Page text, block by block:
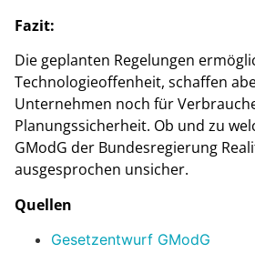
Fazit:
Die geplanten Regelungen
Technologieoffenheit, schaffen
Unternehmen noch für
Planungssicherheit. Ob und zu
GModG der Bundesregierung
ausgesprochen unsicher.
Quellen
Gesetzentwurf GModG